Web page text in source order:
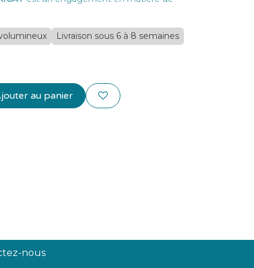
Livraison sous 6 à 8 semaines
au panier
nous